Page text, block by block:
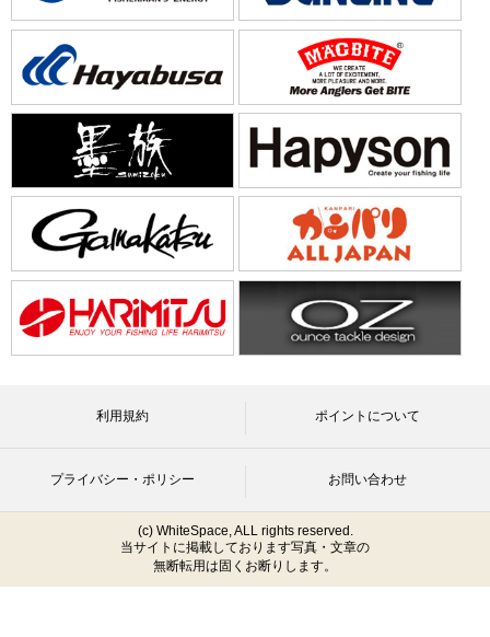
利用規約 ポイントについて
プライバシー・ポリシー お問い合わせ
(c) WhiteSpace, ALL rights reserved.
当サイトに掲載しております写真・文章の
無断転用は固くお断りします。